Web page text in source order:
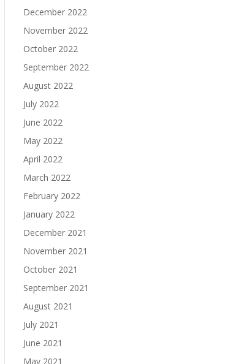
December 2022
November 2022
October 2022
September 2022
August 2022
July 2022
June 2022
May 2022
April 2022
March 2022
February 2022
January 2022
December 2021
November 2021
October 2021
September 2021
August 2021
July 2021
June 2021
May 2021